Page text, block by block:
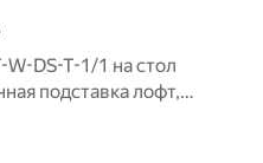
DS-T-1/1 на стол
подставка лофт,